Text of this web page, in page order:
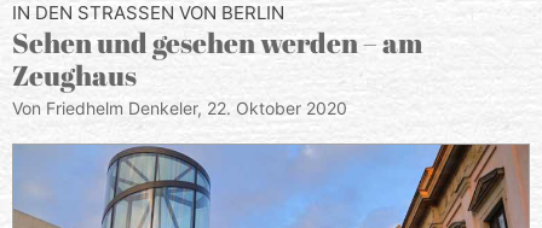
IN DEN STRASSEN VON BERLIN
Sehen und gesehen werden – am
Zeughaus
Von Friedhelm Denkeler, 22. Oktober 2020